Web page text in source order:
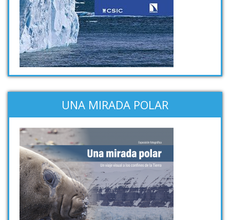
UNA MIRADA POLAR